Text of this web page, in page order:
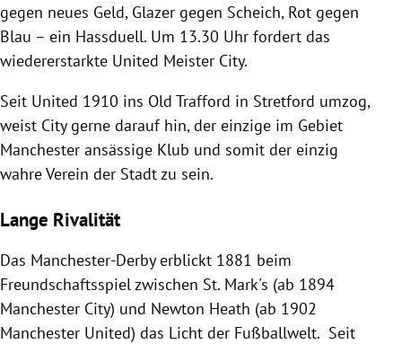
gegen neues Geld, Glazer gegen Scheich, Rot gegen
Blau – ein Hassduell. Um 13.30 Uhr fordert das
wiedererstarkte United Meister City.
Seit United 1910 ins Old Trafford in Stretford umzog,
weist City gerne darauf hin, der einzige im Gebiet
Manchester ansässige Klub und somit der einzig
wahre Verein der Stadt zu sein.
Lange Rivalität
Das Manchester-Derby erblickt 1881 beim
Freundschaftsspiel zwischen St. Mark's (ab 1894
Manchester City) und Newton Heath (ab 1902
Manchester United) das Licht der Fußballwelt. Seit